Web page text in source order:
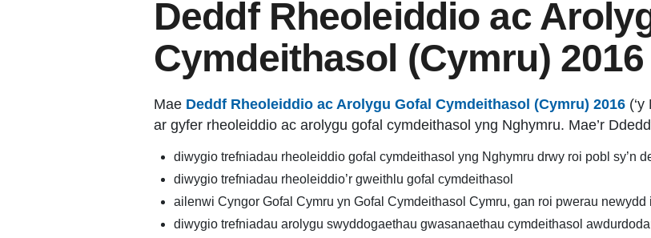
Deddf Rheoleiddio ac
Cymdeithasol (Cymru) 2016
Mae Deddf Rheoleiddio ac Arolygu Gofal Cymdeithasol (Cymru) 2016
ar gyfer rheoleiddio ac arolygu gofal cymdeithasol yng Nghymru. Mae’r
diwygio trefniadau rheoleiddio gofal cymdeithasol yng Nghymru drwy roi pobl sy’n
diwygio trefniadau rheoleiddio’r gweithlu gofal cymdeithasol
ailenwi Cyngor Gofal Cymru yn Gofal Cymdeithasol Cymru, gan roi pwerau newydd
diwygio trefniadau arolygu swyddogaethau gwasanaethau cymdeithasol